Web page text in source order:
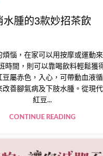
水腫的3款妙招茶飲
惱，在家可以用按摩或運動
時間，則可以靠喝飲料輕鬆獲
豆屬赤色，入心，可帶動血液
善腳氣病及下肢水腫。從現代
紅豆...
CONTINUE READING